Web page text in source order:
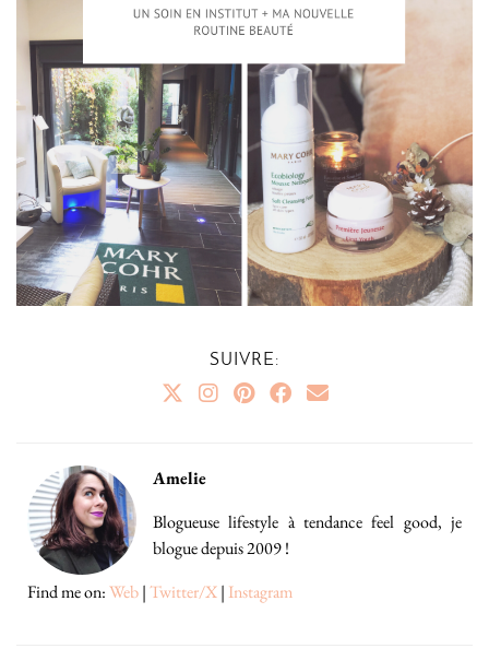
SUIVRE:
Amelie
Blogueuse lifestyle à tendance feel good, je
blogue depuis 2009 !
Find me on:Web|Twitter/X| Instagram